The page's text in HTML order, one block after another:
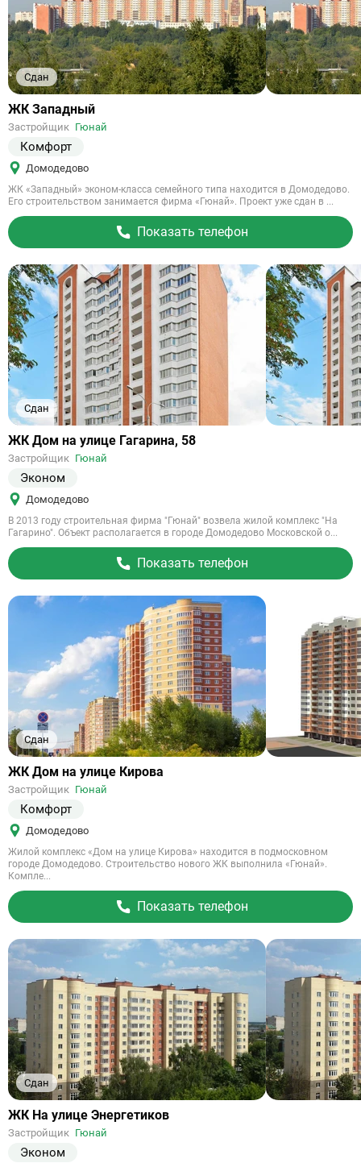
Сдан
Ссылка
объект
ЖК Западный
Застройщик Гюнай
Комфорт
Домодедово
ЖК «Западный» эконом-класса семейного типа находится в Домодедово.
Его строительством занимается фирма «Гюнай». Проект уже сдан в ...
Показать телефон
Сдан
Ссылка
объект
ЖК Дом на улице Гагарина, 58
Застройщик Гюнай
Эконом
Домодедово
В 2013 году строительная фирма "Гюнай" возвела жилой комплекс "На
Гагарино". Объект располагается в городе Домодедово Московской о...
Показать телефон
Сдан
Ссылка
объект
ЖК Дом на улице Кирова
Застройщик Гюнай
Комфорт
Домодедово
Жилой комплекс «Дом на улице Кирова» находится в подмосковном
городе Домодедово. Строительство нового ЖК выполнила «Гюнай».
Компле...
Показать телефон
Сдан
Ссылка
объект
ЖК На улице Энергетиков
Застройщик Гюнай
Эконом